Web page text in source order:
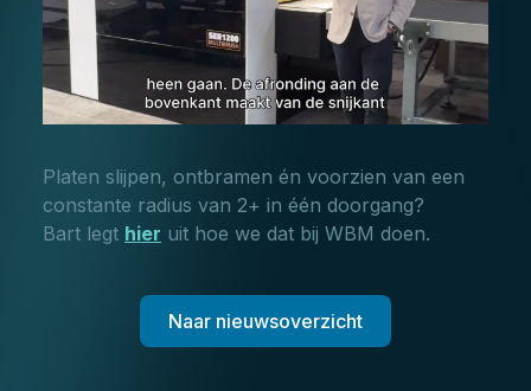
Platen slijpen, ontbramen én voorzien van een
constante radius van 2+ in één doorgang?
Bart legt hier uit hoe we dat bij WBM doen.
Naar nieuwsoverzicht